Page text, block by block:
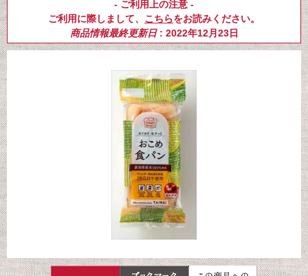
- ご利用上の注意 -
ご利用に際しまして、 こちらをお読みください。
商品情報最終更新日: 2022年12月23日